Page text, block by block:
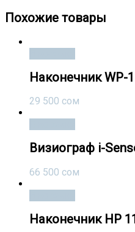
Похожие товары
Наконечник WP-
29 500 сом
Визиограф i-
66 500 сом
Наконечник HP